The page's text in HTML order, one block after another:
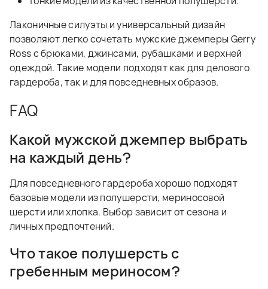
Лаконичные силуэты и универсальный дизайн
позволяют легко сочетать мужские джемперы Gerry
Ross с брюками, джинсами, рубашками и верхней
одеждой. Такие модели подходят как для делового
гардероба, так и для повседневных образов.
FAQ
Какой мужской джемпер выбрать
на каждый день?
Для повседневного гардероба хорошо подходят
базовые модели из полушерсти, мериносовой
шерсти или хлопка. Выбор зависит от сезона и
личных предпочтений.
Что такое полушерсть с
гребенным мериносом?